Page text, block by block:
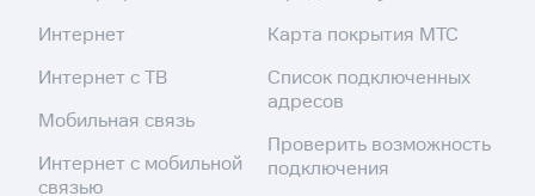
Интернет
Интернет с ТВ
Мобильная связь
Интернет с мобильной
связью
Карта покрытия МТС
Список подключенных
адресов
Проверить возможность
подключения